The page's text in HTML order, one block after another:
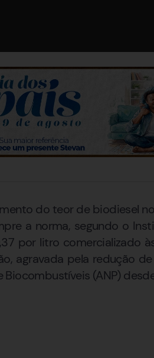
do teor de biodiesel no
a norma, segundo o
por litro comercializado
agravada pela redução
(ANP)